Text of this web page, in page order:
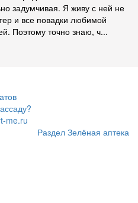
задумчивая. Я живу с ней не
и все повадки любимой
Поэтому точно знаю, ч...
me.ru
Раздел Зелёная аптека